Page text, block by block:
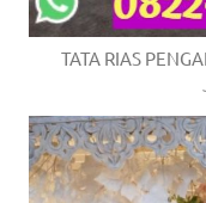
TATA RIAS